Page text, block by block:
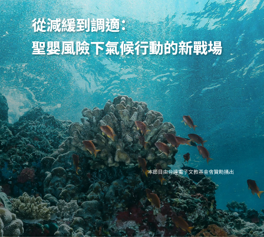
茶葉小宇宙｜新茶世代
馮忠恬
生活慢慢學
李惠貞、胡筱薇、馮忠恬
、黃于洋、Poky、劉芊
瑩、沈岱樺、高耀威
藝術ABC
陸潔民
藍湖策略．數位轉型
簡禎富